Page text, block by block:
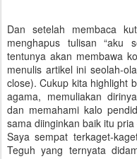
Dan setelah membaca
menghapus tulisan “aku
tentunya akan membawa
menulis artikel ini seolah-
close). Cukup kita highlight
agama, memuliakan
dan memahami kalo
sama diinginkan baik itu
Saya sempat terkaget-
Teguh yang ternyata